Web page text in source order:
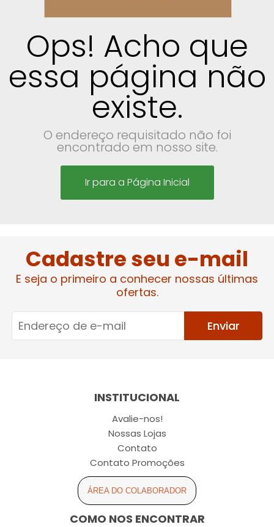
Ops! Acho que
essa página não
existe.
O endereço requisitado não foi
encontrado em nosso site.
Ir para a Página Inicial
Cadastre seu e-mail
E seja o primeiro a conhecer nossas últimas
ofertas.
Enviar
INSTITUCIONAL
Avalie-nos!
Nossas Lojas
Contato
Contato Promoções
ÁREA DO COLABORADOR
COMO NOS ENCONTRAR